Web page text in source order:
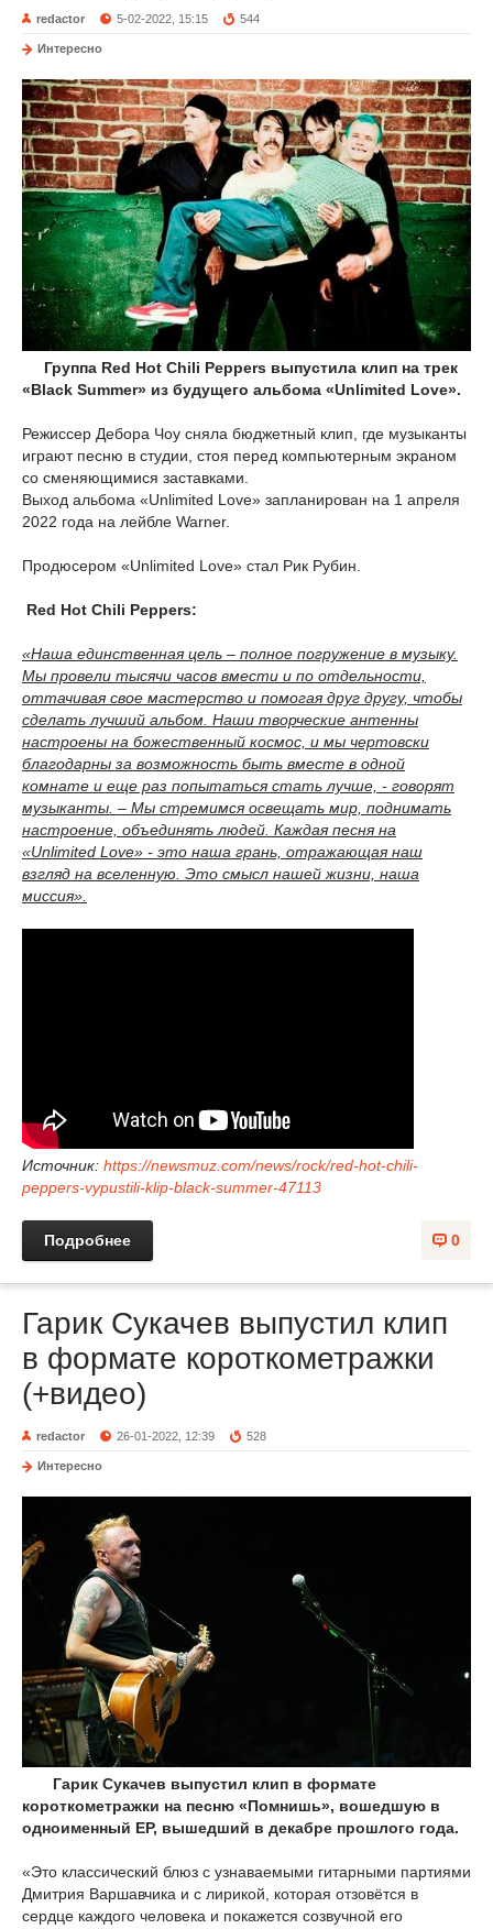
redactor 5-02-2022, 15:15 544
Интересно
Группа Red Hot Chili Peppers выпустила клип на трек
«Black Summer» из будущего альбома «Unlimited Love».
Режиссер Дебора Чоу сняла бюджетный клип, где музыканты
играют песню в студии, стоя перед компьютерным экраном
со сменяющимися заставками.
Выход альбома «Unlimited Love» запланирован на 1 апреля
2022 года на лейбле Warner.
Продюсером «Unlimited Love» стал Рик Рубин.
Red Hot Chili Peppers:
«Наша единственная цель – полное погружение в музыку.
Мы провели тысячи часов вмести и по отдельности,
оттачивая свое мастерство и помогая друг другу, чтобы
сделать лучший альбом. Наши творческие антенны
настроены на божественный космос, и мы чертовски
благодарны за возможность быть вместе в одной
комнате и еще раз попытаться стать лучше, - говорят
музыканты. – Мы стремимся освещать мир, поднимать
настроение, объединять людей. Каждая песня на
«Unlimited Love» - это наша грань, отражающая наш
взгляд на вселенную. Это смысл нашей жизни, наша
миссия».
Источник: https://newsmuz.com/news/rock/red-hot-chili-
peppers-vypustili-klip-black-summer-47113
0
Подробнее
Гарик Сукачев выпустил клип
в формате короткометражки
(+видео)
redactor 26-01-2022, 12:39 528
Интересно
Гарик Сукачев выпустил клип в формате
короткометражки на песню «Помнишь», вошедшую в
одноименный EP, вышедший в декабре прошлого года.
«Это классический блюз с узнаваемыми гитарными партиями
Дмитрия Варшавчика и с лирикой, которая отзовётся в
сердце каждого человека и покажется созвучной его